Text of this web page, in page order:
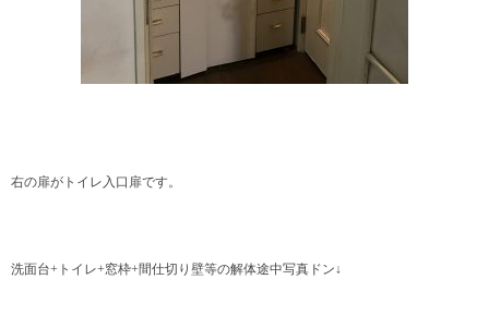
右の扉がトイレ入口扉です。
洗面台+トイレ+窓枠+間仕切り壁等の解体途中写真ドン↓